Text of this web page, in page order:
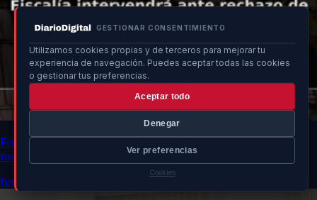
GESTIONAR CONSENTIMIENTO
Utilizamos cookies propias y de terceros para mejorar tu
experiencia de navegación. Puedes aceptar todas las cookies
o gestionar tus preferencias.
Aceptar todo
Denegar
Ver preferencias
Cookies
Fiscalía intervendrá ante rechazo de comunidades a
menores en Ceuta
hace 8h